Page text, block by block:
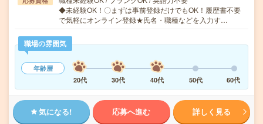
◆未経験OK！〇まずは事前登録だけでもOK！履歴書不要
で気軽にオンライン登録★氏名・職種などを入力す…
職場の雰囲気
年齢層
20代
30代 40代 50代 60代
気になる! 応募へ進む 詳しく見る